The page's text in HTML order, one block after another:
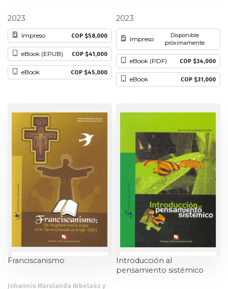
Patrimonio
Periodismo
Política y gobierno
Psicología
Violencia
2023
Impreso COP $58,000
eBook (EPUB) COP $41,000
eBook COP $45,000
2023
Impreso
Disponible
próximamente
eBook (PDF) COP $34,000
eBook COP $31,000
Franciscanismo
Johannio Marulanda Arbelaéz y
Introducción al
pensamiento sistémico